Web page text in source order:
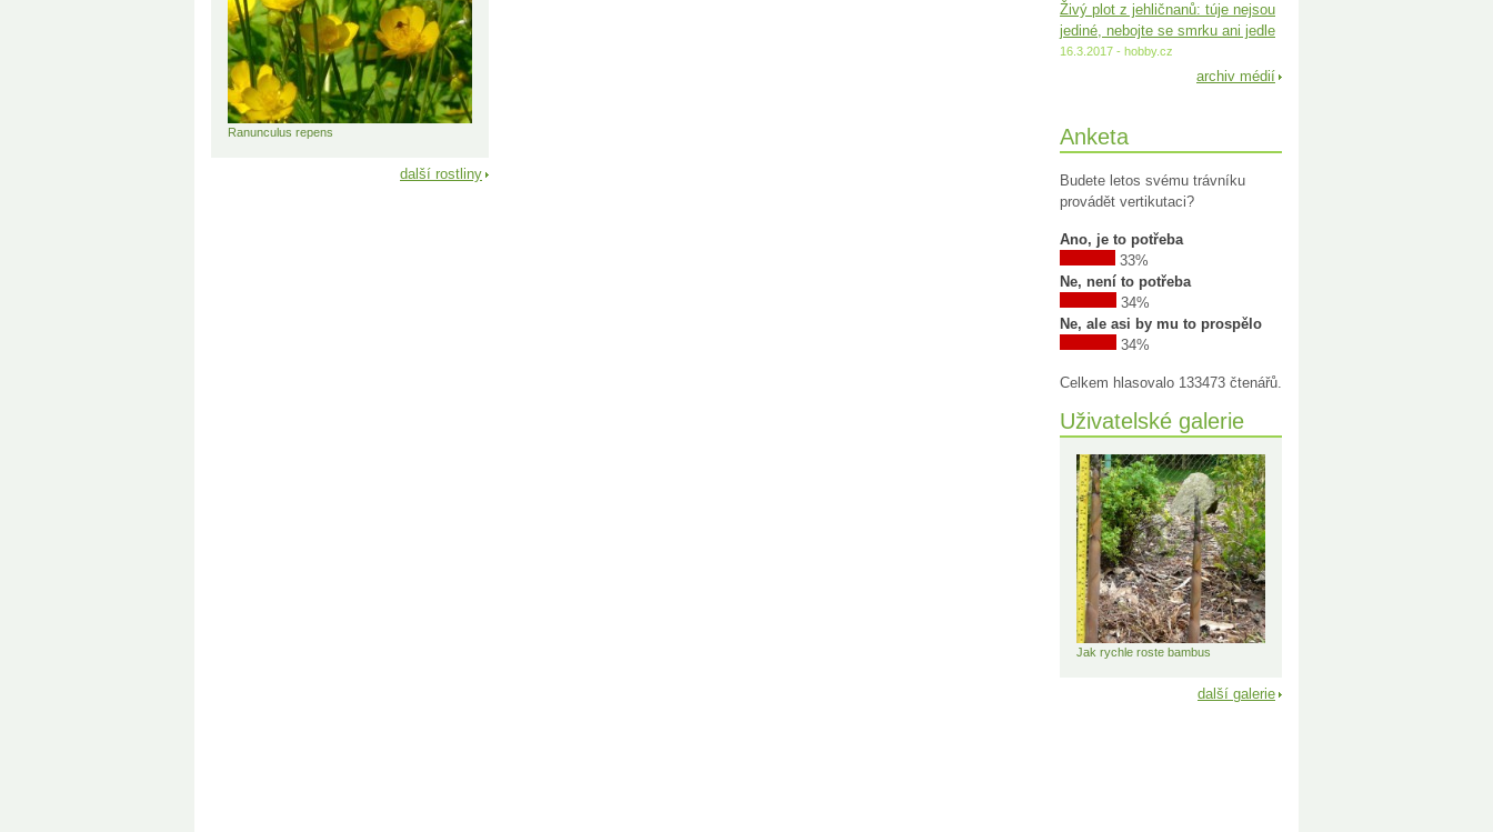
Živý plot z jehličnanů: túje nejsou
jediné, nebojte se smrku ani jedle
16.3.2017 - hobby.cz
archiv médií
Anketa
Budete letos svému trávníku
provádět vertikutaci?
Ano, je to potřeba
33%
Ne, není to potřeba
34%
Ne, ale asi by mu to prospělo
34%
Celkem hlasovalo 133473 čtenářů.
Uživatelské galerie
Jak rychle roste bambus
další galerie
Ranunculus repens
další rostliny